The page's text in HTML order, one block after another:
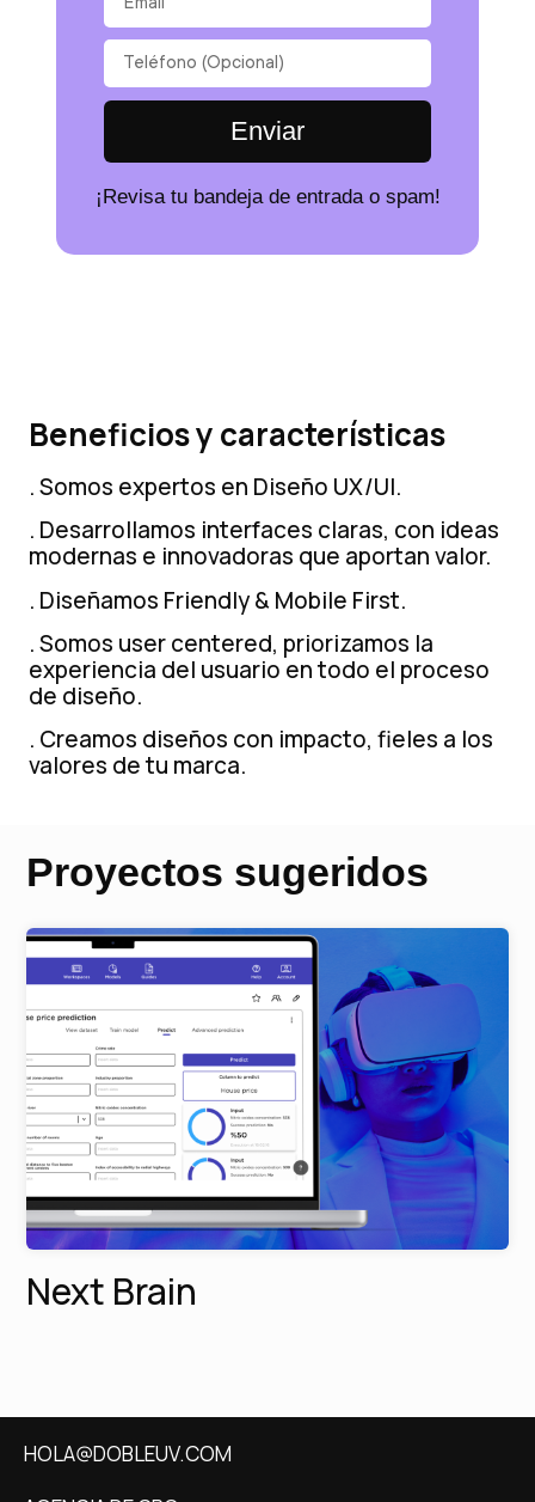
Enviar
¡Revisa tu bandeja de entrada o spam!
Beneficios y características
. Somos expertos en Diseño UX/UI.
. Desarrollamos interfaces claras, con ideas
modernas e innovadoras que aportan valor.
. Diseñamos Friendly & Mobile First.
. Somos user centered, priorizamos la
experiencia del usuario en todo el proceso
de diseño.
. Creamos diseños con impacto, fieles a los
valores de tu marca.
Proyectos sugeridos
Next Brain
HOLA@DOBLEUV.COM